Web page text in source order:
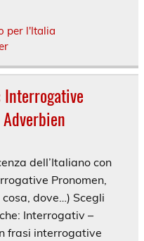
per l'Italia
dell’Italiano con
Pronomen,
dove…) Scegli
Interrogativ –
frasi interrogative